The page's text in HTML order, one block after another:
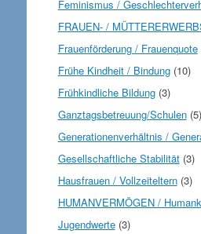
Feminismus /
FRAUEN- /
Frauenförderung / Frauenquote
Frühe Kindheit / Bindung(10)
Frühkindliche Bildung(3)
Ganztagsbetreuung/Schulen(5)
Generationenverhältnis /
Gesellschaftliche Stabilität(3)
Hausfrauen / Vollzeiteltern(3)
HUMANVERMÖGEN /
Jugendwerte(3)